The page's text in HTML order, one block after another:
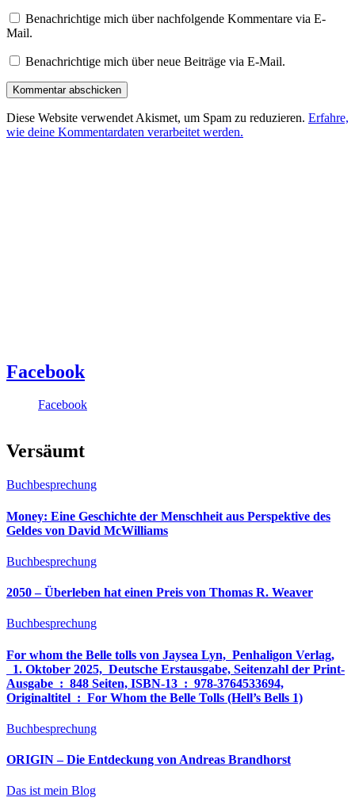
Benachrichtige mich über nachfolgende Kommentare via E-
Mail.
Benachrichtige mich über neue Beiträge via E-Mail.
Diese Website verwendet Akismet, um Spam zu reduzieren. Erfahre,
wie deine Kommentardaten verarbeitet werden.
Facebook
Facebook
Versäumt
Buchbesprechung
Money: Eine Geschichte der Menschheit aus Perspektive des
Geldes von David McWilliams
Buchbesprechung
2050 – Überleben hat einen Preis von Thomas R. Weaver
Buchbesprechung
For whom the Belle tolls von Jaysea Lyn, ‎ Penhaligon Verlag,
‎ 1. Oktober 2025, ‎ Deutsche Erstausgabe, Seitenzahl der Print-
Ausgabe ‏ : ‎ 848 Seiten, ISBN-13 ‏ : ‎ 978-3764533694,
Originaltitel ‏ : ‎ For Whom the Belle Tolls (Hell’s Bells 1)
Buchbesprechung
ORIGIN – Die Entdeckung von Andreas Brandhorst
Das ist mein Blog